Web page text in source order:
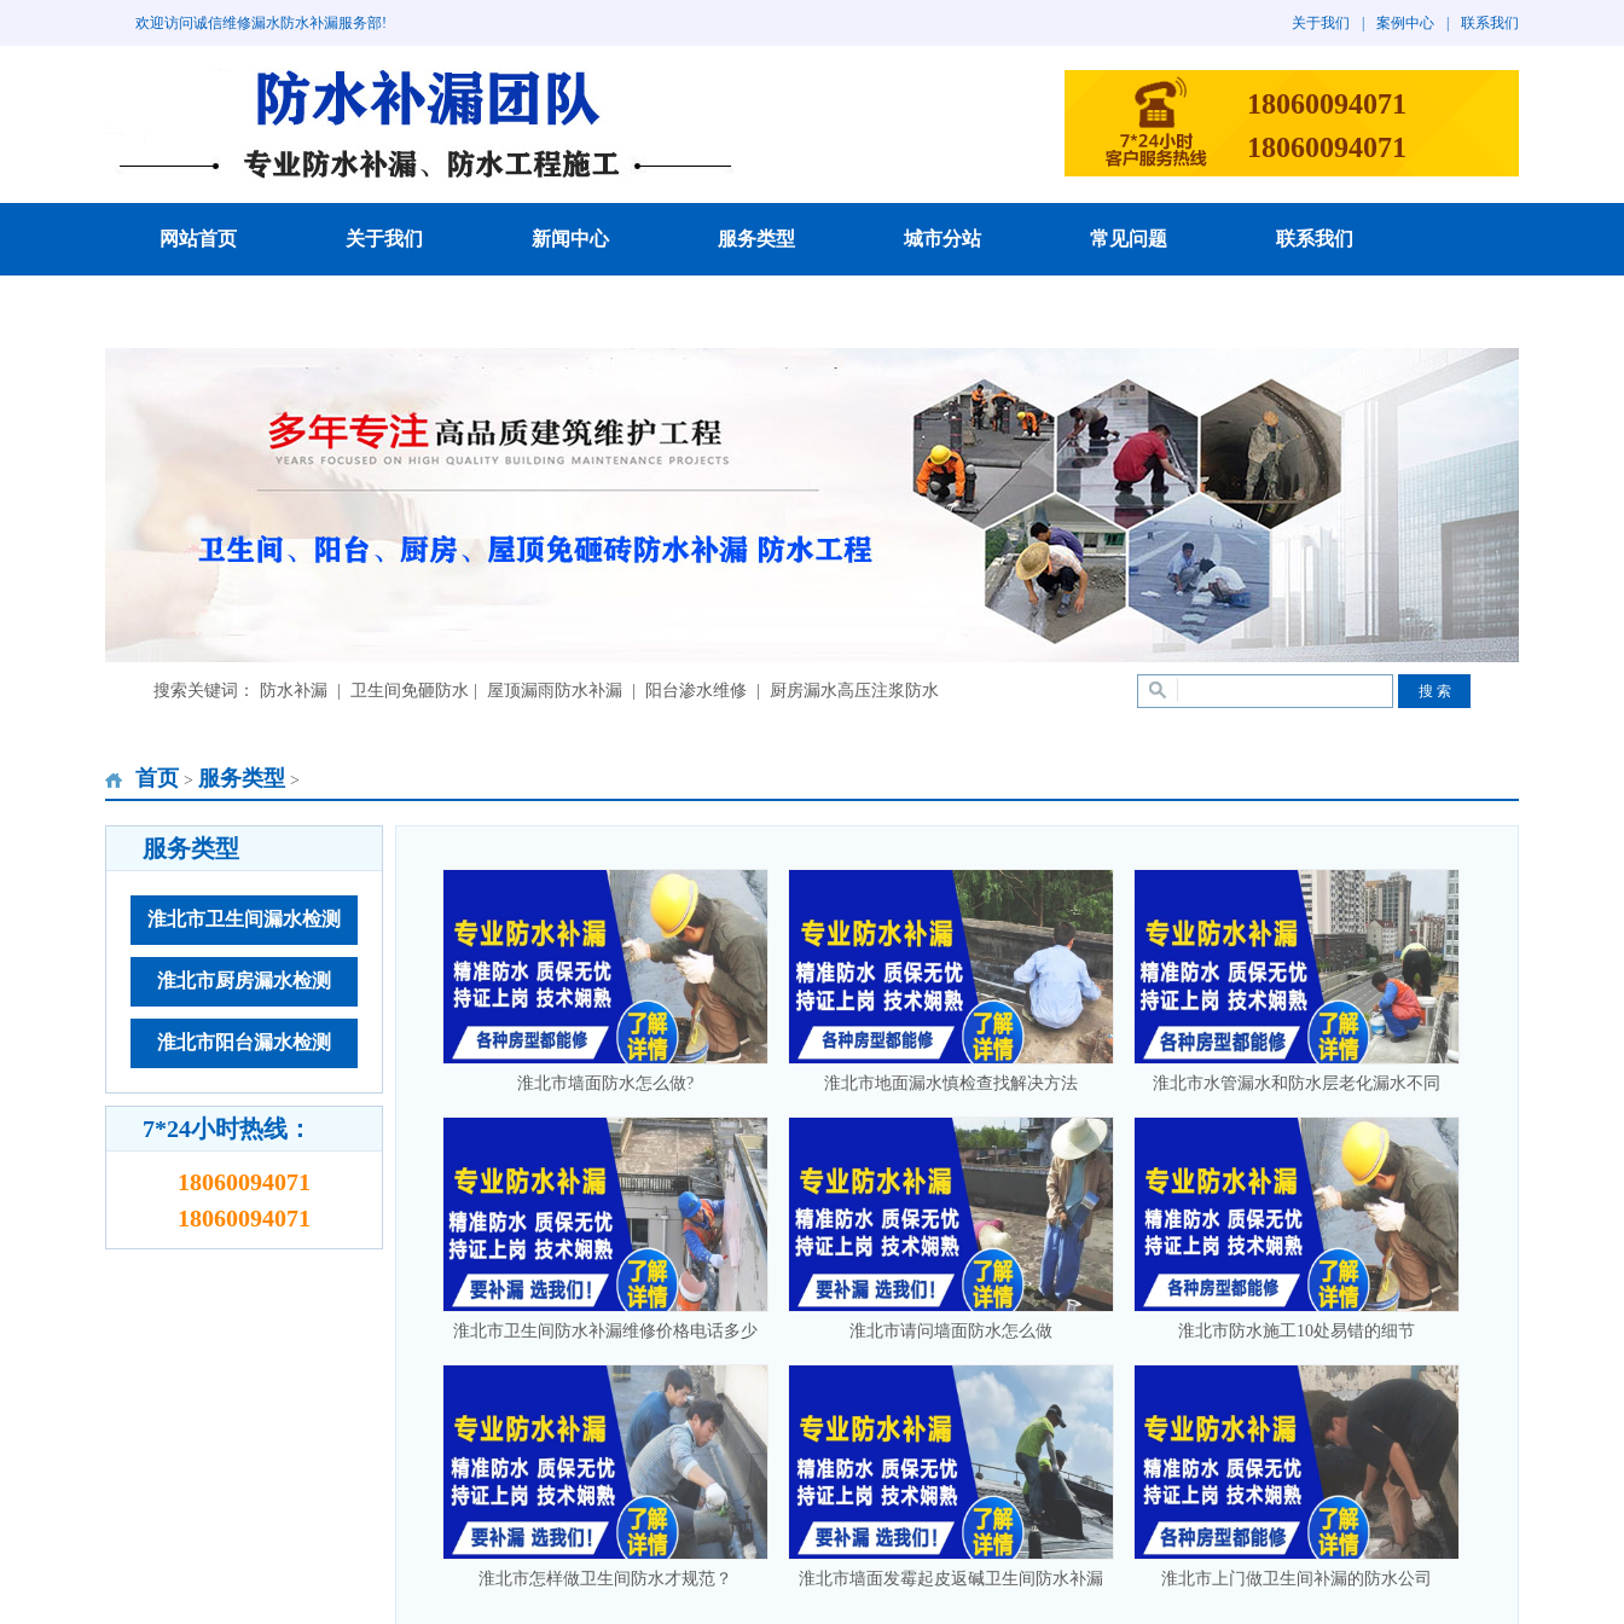
欢迎访问诚信维修漏水防水补漏服务部! 关于我们 案例中心 联系我们
18060094071
18060094071
网站首页 关于我们 新闻中心 服务类型 城市分站 常见问题 联系我们
搜索关键词： 防水补漏 | 卫生间免砸防水 | 屋顶漏雨防水补漏 | 阳台渗水维修 | 厨房漏水高压注浆防水
首页 > 服务类型 >
服务类型
淮北市卫生间漏水检测
淮北市厨房漏水检测
淮北市阳台漏水检测
7*24小时热线：
18060094071
18060094071
淮北市墙面防水怎么做? 淮北市地面漏水慎检查找解决方法 淮北市水管漏水和防水层老化漏水不同
淮北市卫生间防水补漏维修价格电话多少 淮北市请问墙面防水怎么做 淮北市防水施工10处易错的细节
淮北市怎样做卫生间防水才规范？ 淮北市墙面发霉起皮返碱卫生间防水补漏 淮北市上门做卫生间补漏的防水公司